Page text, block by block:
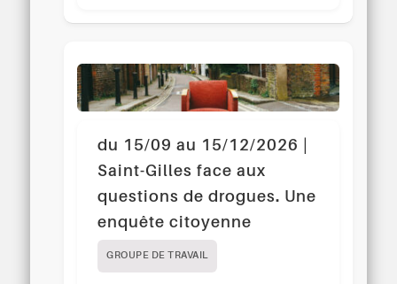
du 15/09 au 15/12/2026 |
Saint-Gilles face aux
questions de drogues. Une
enquête citoyenne
GROUPE DE TRAVAIL